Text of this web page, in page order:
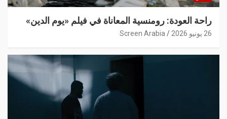
راحة العودة: رومنسية المعاناة في فيلم «يوم الدين»
26 يونيو 2026 Screen Arabia